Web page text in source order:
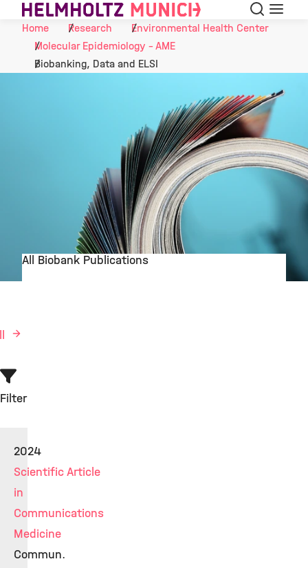
Skip to Content Search
Menu
Home
Research
Environmental Health Center
Molecular Epidemiology - AME
Biobanking, Data and ELSI
All Biobank Publications
Filter
2024
Scientific Article
in
Communications
Medicine
Commun.